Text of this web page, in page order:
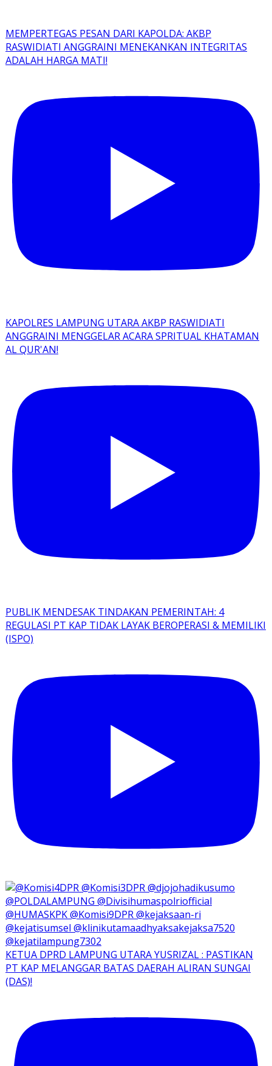
MEMPERTEGAS PESAN DARI KAPOLDA: AKBP
RASWIDIATI ANGGRAINI MENEKANKAN INTEGRITAS
ADALAH HARGA MATI!
KAPOLRES LAMPUNG UTARA AKBP RASWIDIATI
ANGGRAINI MENGGELAR ACARA SPRITUAL KHATAMAN
AL QUR'AN!
PUBLIK MENDESAK TINDAKAN PEMERINTAH: 4
REGULASI PT KAP TIDAK LAYAK BEROPERASI & MEMILIKI
(ISPO)
KETUA DPRD LAMPUNG UTARA YUSRIZAL : PASTIKAN
PT KAP MELANGGAR BATAS DAERAH ALIRAN SUNGAI
(DAS)!